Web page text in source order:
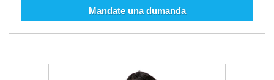
Mandate una dumanda